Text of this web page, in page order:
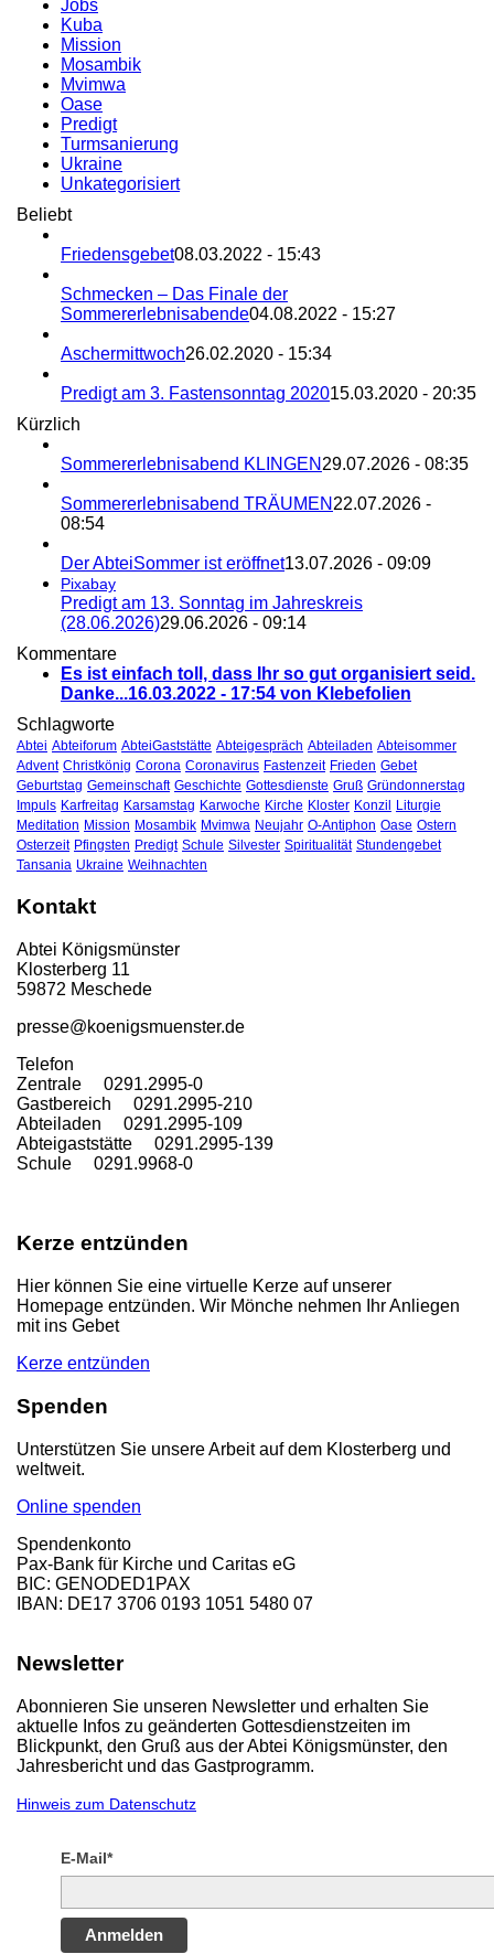
Jobs
Kuba
Mission
Mosambik
Mvimwa
Oase
Predigt
Turmsanierung
Ukraine
Unkategorisiert
Beliebt
Friedensgebet08.03.2022 - 15:43
Schmecken – Das Finale der
Sommererlebnisabende04.08.2022 - 15:27
Aschermittwoch26.02.2020 - 15:34
Predigt am 3. Fastensonntag 202015.03.2020 - 20:35
Kürzlich
Sommererlebnisabend KLINGEN 29.07.2026 - 08:35
Sommererlebnisabend TRÄUMEN 22.07.2026 -
08:54
Der AbteiSommer ist eröffnet13.07.2026 - 09:09
Pixabay
Predigt am 13. Sonntag im Jahreskreis
(28.06.2026)29.06.2026 - 09:14
Kommentare
Es ist einfach toll, dass Ihr so gut organisiert seid.
Danke...16.03.2022 - 17:54 von Klebefolien
Schlagworte
Abtei Abteiforum AbteiGaststätte Abteigespräch Abteiladen Abteisommer
Advent Christkönig Corona Coronavirus Fastenzeit Frieden Gebet
Geburtstag Gemeinschaft Geschichte Gottesdienste Gruß Gründonnerstag
Impuls Karfreitag Karsamstag Karwoche Kirche Kloster Konzil
Liturgie
Meditation Mission Mosambik Mvimwa Neujahr O-Antiphon Oase Ostern
Osterzeit Pfingsten Predigt Schule Silvester Spiritualität Stundengebet
Tansania Ukraine Weihnachten
Kontakt
Abtei Königsmünster
Klosterberg 11
59872 Meschede
presse@koenigsmuenster.de
Telefon
Zentrale 0291.2995-0
Gastbereich 0291.2995-210
Abteiladen 0291.2995-109
Abteigaststätte 0291.2995-139
Schule 0291.9968-0
Kerze entzünden
Hier können Sie eine virtuelle Kerze auf unserer
Homepage entzünden. Wir Mönche nehmen Ihr Anliegen
mit ins Gebet
Kerze entzünden
Spenden
Unterstützen Sie unsere Arbeit auf dem Klosterberg und
weltweit.
Online spenden
Spendenkonto
Pax-Bank für Kirche und Caritas eG
BIC: GENODED1PAX
IBAN: DE17 3706 0193 1051 5480 07
Newsletter
Abonnieren Sie unseren Newsletter und erhalten Sie
aktuelle Infos zu geänderten Gottesdienstzeiten im
Blickpunkt, den Gruß aus der Abtei Königsmünster, den
Jahresbericht und das Gastprogramm.
Hinweis zum Datenschutz
E-Mail*
Anmelden